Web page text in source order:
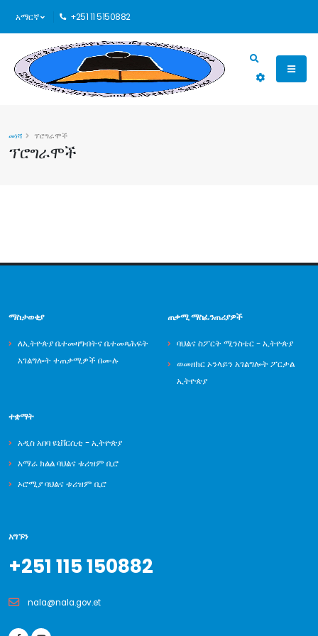
አማርኛ +251 11 5150882
ፕሮግራሞች
መነሻ ፕሮግራሞች
ማስታወቂያ
ለኢትዮጵያ ቤተመዛግብትና ቤተመጻሕፍት
አገልግሎት ተጠቃሚዎች በሙሉ
ጠቃሚ ማስፈንጠሪያዎች
ባህልና ስፖርት ሚንስቴር - ኢትዮጵያ
ወመዘክር ኦንላይን አገልግሎት ፖርታል
ኢትዮጵያ
ተቋማት
አዲስ አበባ ዩኒቨርሲቲ - ኢትዮጵያ
አማራ ክልል ባህልና ቱሪዝም ቢሮ
ኦሮሚያ ባህልና ቱሪዝም ቢሮ
አግኙን
+251 115 150882
nala@nala.gov.et